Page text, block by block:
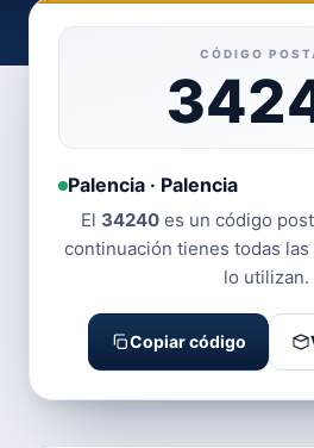
CÓDIGO
Palencia · Palencia
El 34240 es un código
continuación tienes todas
lo utilizan.
Copiar código